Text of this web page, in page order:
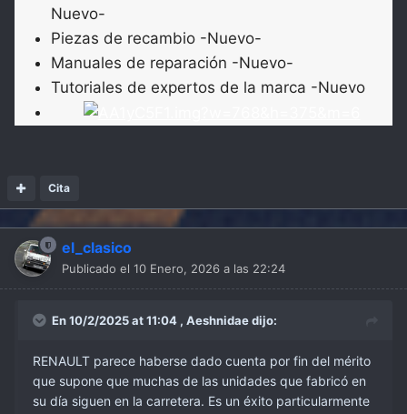
Nuevo-
Piezas de recambio -Nuevo-
Manuales de reparación -Nuevo-
Tutoriales de expertos de la marca -Nuevo
Cita
el_clasico
Publicado el 10 Enero, 2026 a las 22:24
En 10/2/2025 at 11:04 , Aeshnidaedijo:
RENAULT parece haberse dado cuenta por fin del mérito
que supone que muchas de las unidades que fabricó en
su día siguen en la carretera. Es un éxito particularmente